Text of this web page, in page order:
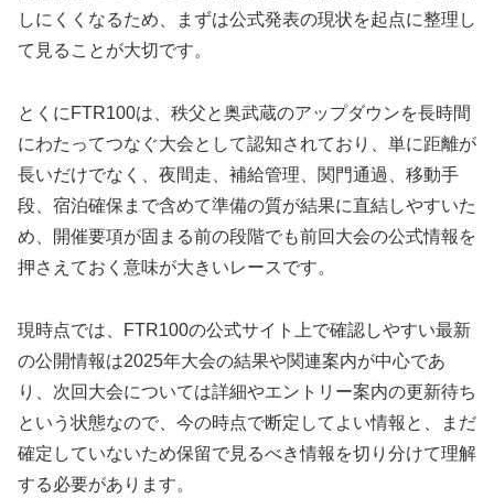
しにくくなるため、まずは公式発表の現状を起点に整理し
て見ることが大切です。
とくにFTR100は、秩父と奥武蔵のアップダウンを長時間
にわたってつなぐ大会として認知されており、単に距離が
長いだけでなく、夜間走、補給管理、関門通過、移動手
段、宿泊確保まで含めて準備の質が結果に直結しやすいた
め、開催要項が固まる前の段階でも前回大会の公式情報を
押さえておく意味が大きいレースです。
現時点では、FTR100の公式サイト上で確認しやすい最新
の公開情報は2025年大会の結果や関連案内が中心であ
り、次回大会については詳細やエントリー案内の更新待ち
という状態なので、今の時点で断定してよい情報と、まだ
確定していないため保留で見るべき情報を切り分けて理解
する必要があります。